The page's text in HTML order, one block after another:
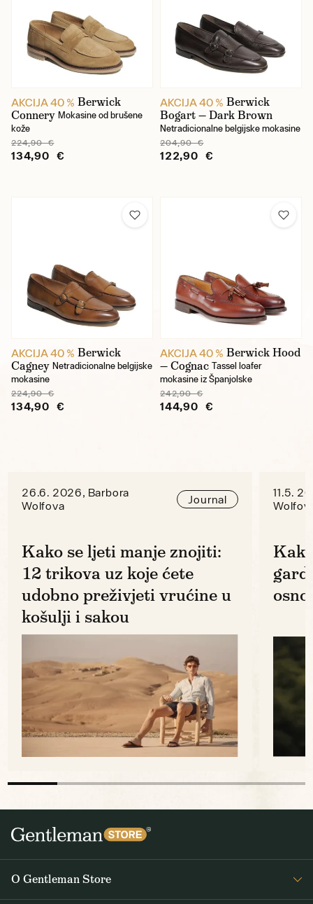
AKCIJA 40 % Berwick
Connery Mokasine od brušene
kože
224,90 €
134,90 €
AKCIJA 40 % Berwick
Bogart — Dark Brown
Netradicionalne belgijske mokasine
204,90 €
122,90 €
AKCIJA 40 % Berwick
Cagney Netradicionalne belgijske
mokasine
224,90 €
134,90 €
AKCIJA 40 % Berwick Hood
— Cognac Tassel loafer
mokasine iz Španjolske
242,90 €
144,90 €
26.6. 2026, Barbora
Wolfova
Journal
Kako se ljeti manje znojiti:
12 trikova uz koje ćete
udobno preživjeti vrućine u
košulji i sakou
11.5.
O Gentleman Store